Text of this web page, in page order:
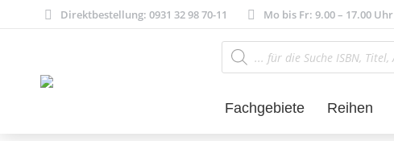
Direktbestellung: 0931 32 98 70-11 Mo bis Fr: 9.00 – 17.00 Uhr
Products
search
Fachgebiete Reihen